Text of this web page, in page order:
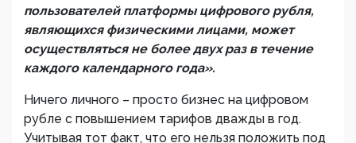
пользователей платформы цифрового рубля,
являющихся физическими лицами, может
осуществляться не более двух раз в течение
каждого календарного года».
Ничего личного – просто бизнес на цифровом
рубле с повышением тарифов дважды в год.
Учитывая тот факт, что его нельзя положить под